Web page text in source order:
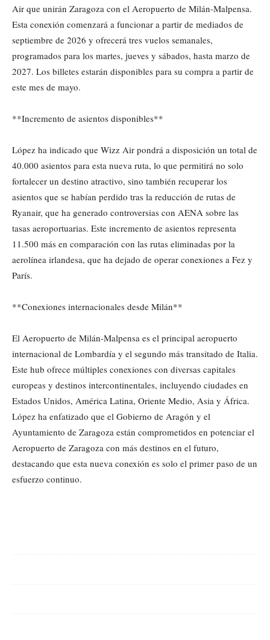
Air que unirán Zaragoza con el Aeropuerto de Milán-Malpensa.
Esta conexión comenzará a funcionar a partir de mediados de
septiembre de 2026 y ofrecerá tres vuelos semanales,
programados para los martes, jueves y sábados, hasta marzo de
2027. Los billetes estarán disponibles para su compra a partir de
este mes de mayo.
**Incremento de asientos disponibles**
López ha indicado que Wizz Air pondrá a disposición un total de
40.000 asientos para esta nueva ruta, lo que permitirá no solo
fortalecer un destino atractivo, sino también recuperar los
asientos que se habían perdido tras la reducción de rutas de
Ryanair, que ha generado controversias con AENA sobre las
tasas aeroportuarias. Este incremento de asientos representa
11.500 más en comparación con las rutas eliminadas por la
aerolínea irlandesa, que ha dejado de operar conexiones a Fez y
París.
**Conexiones internacionales desde Milán**
El Aeropuerto de Milán-Malpensa es el principal aeropuerto
internacional de Lombardía y el segundo más transitado de Italia.
Este hub ofrece múltiples conexiones con diversas capitales
europeas y destinos intercontinentales, incluyendo ciudades en
Estados Unidos, América Latina, Oriente Medio, Asia y África.
López ha enfatizado que el Gobierno de Aragón y el
Ayuntamiento de Zaragoza están comprometidos en potenciar el
Aeropuerto de Zaragoza con más destinos en el futuro,
destacando que esta nueva conexión es solo el primer paso de un
esfuerzo continuo.